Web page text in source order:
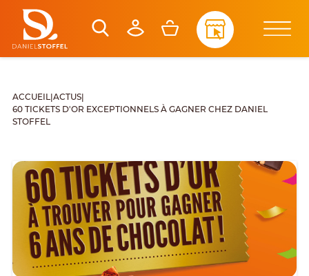
ACCUEIL| ACTUS|
60 TICKETS D'OR EXCEPTIONNELS À GAGNER CHEZ DANIEL
STOFFEL